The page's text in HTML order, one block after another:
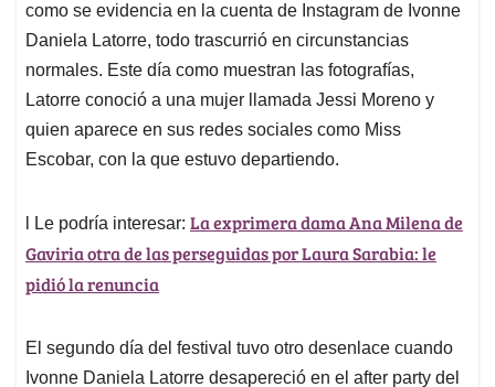
como se evidencia en la cuenta de Instagram de Ivonne
Daniela Latorre, todo trascurrió en circunstancias
normales. Este día como muestran las fotografías,
Latorre conoció a una mujer llamada Jessi Moreno y
quien aparece en sus redes sociales como Miss
Escobar, con la que estuvo departiendo.
l Le podría interesar: La exprimera dama Ana Milena de
Gaviria otra de las perseguidas por Laura Sarabia: le
pidió la renuncia
El segundo día del festival tuvo otro desenlace cuando
Ivonne Daniela Latorre desapereció en el after party del